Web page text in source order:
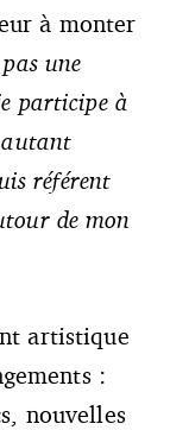
à monter
une
participe à
autant
référent
de mon
artistique
:
nouvelles